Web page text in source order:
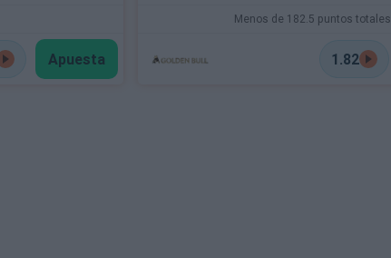
Apuesta
Menos de 182.5 puntos totales
1.82